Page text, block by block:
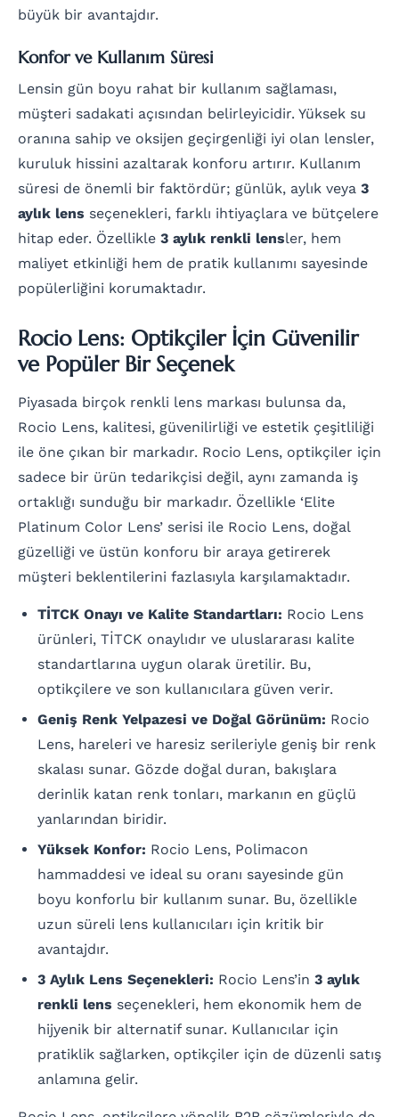
büyük bir avantajdır.
Konfor ve Kullanım Süresi
Lensin gün boyu rahat bir kullanım sağlaması,
müşteri sadakati açısından belirleyicidir. Yüksek su
oranına sahip ve oksijen geçirgenliği iyi olan lensler,
kuruluk hissini azaltarak konforu artırır. Kullanım
süresi de önemli bir faktördür; günlük, aylık veya 3
aylık lens seçenekleri, farklı ihtiyaçlara ve bütçelere
hitap eder. Özellikle 3 aylık renkli lensler, hem
maliyet etkinliği hem de pratik kullanımı sayesinde
popülerliğini korumaktadır.
Rocio Lens: Optikçiler İçin Güvenilir
ve Popüler Bir Seçenek
Piyasada birçok renkli lens markası bulunsa da,
Rocio Lens, kalitesi, güvenilirliği ve estetik çeşitliliği
ile öne çıkan bir markadır. Rocio Lens, optikçiler için
sadece bir ürün tedarikçisi değil, aynı zamanda iş
ortaklığı sunduğu bir markadır. Özellikle ‘Elite
Platinum Color Lens’ serisi ile Rocio Lens, doğal
güzelliği ve üstün konforu bir araya getirerek
müşteri beklentilerini fazlasıyla karşılamaktadır.
TİTCK Onayı ve Kalite Standartları: Rocio Lens
ürünleri, TİTCK onaylıdır ve uluslararası kalite
standartlarına uygun olarak üretilir. Bu,
optikçilere ve son kullanıcılara güven verir.
Geniş Renk Yelpazesi ve Doğal Görünüm: Rocio
Lens, hareleri ve haresiz serileriyle geniş bir renk
skalası sunar. Gözde doğal duran, bakışlara
derinlik katan renk tonları, markanın en güçlü
yanlarından biridir.
Yüksek Konfor: Rocio Lens, Polimacon
hammaddesi ve ideal su oranı sayesinde gün
boyu konforlu bir kullanım sunar. Bu, özellikle
uzun süreli lens kullanıcıları için kritik bir
avantajdır.
3 Aylık Lens Seçenekleri: Rocio Lens’in 3 aylık
renkli lens seçenekleri, hem ekonomik hem de
hijyenik bir alternatif sunar. Kullanıcılar için
pratiklik sağlarken, optikçiler için de düzenli satış
anlamına gelir.